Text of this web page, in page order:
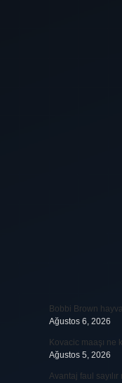
Bobbi Brown
Ağustos 6, 2026
Kovacic maaşı ne
Ağustos 5, 2026
Avantaj faul sayılır